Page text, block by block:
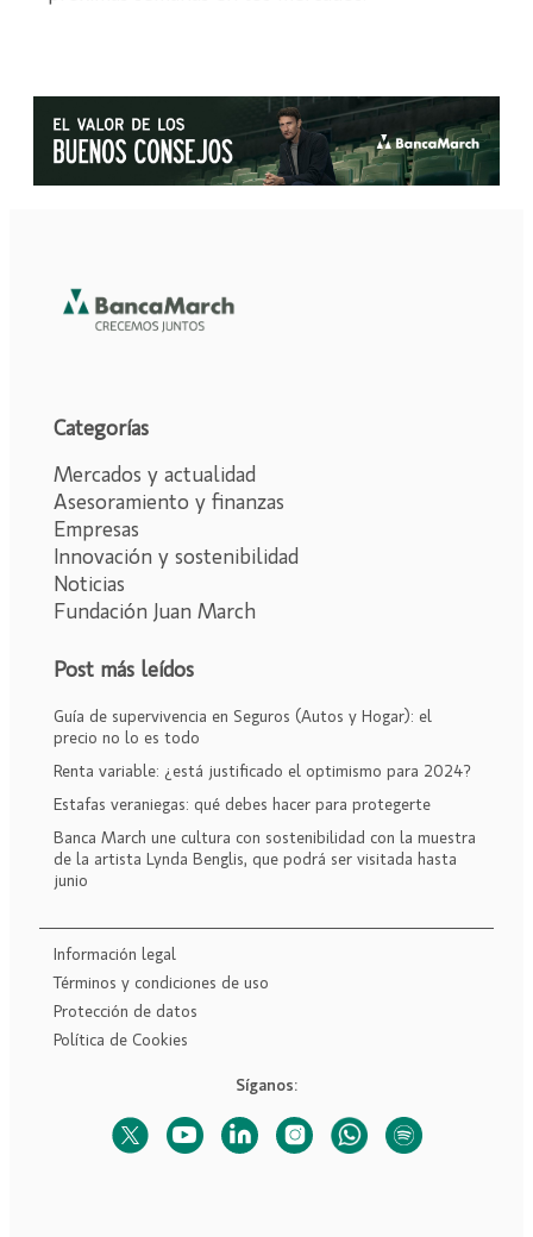
Categorías
Mercados y actualidad
Asesoramiento y finanzas
Empresas
Innovación y sostenibilidad
Noticias
Fundación Juan March
Post más leídos
Guía de supervivencia en Seguros (Autos y Hogar): el
precio no lo es todo
Renta variable: ¿está justificado el optimismo para 2024?
Estafas veraniegas: qué debes hacer para protegerte
Banca March une cultura con sostenibilidad con la muestra
de la artista Lynda Benglis, que podrá ser visitada hasta
junio
Información legal
Términos y condiciones de uso
Protección de datos
Política de Cookies
Síganos: